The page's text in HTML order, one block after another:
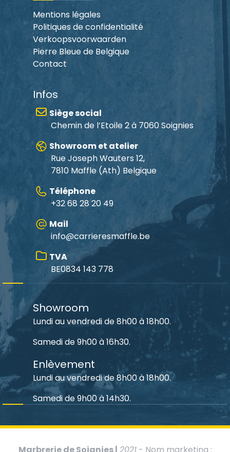
Mentions légales
Politiques de confidentialité
Verkoopsvoorwaarden
Pierre Bleue de Belgique
Contact
Infos
Siège social
Chemin de l’Etoile 2 à 7060 Soignies
Showroom et atelier
Rue Joseph Wauters 12,
7810 Maffle (Ath) Belgique
Téléphone
+32 68 28 20 49
Mail
info@carrieresmaffle.be
TVA
BE0834 143 778
Showroom
Lundi au vendredi de 8h00 à 18h00.
Samedi de 9h00 à 16h30.
Enlèvement
Lundi au vendredi de 8h00 à 18h00.
Samedi de 9h00 à 14h30.